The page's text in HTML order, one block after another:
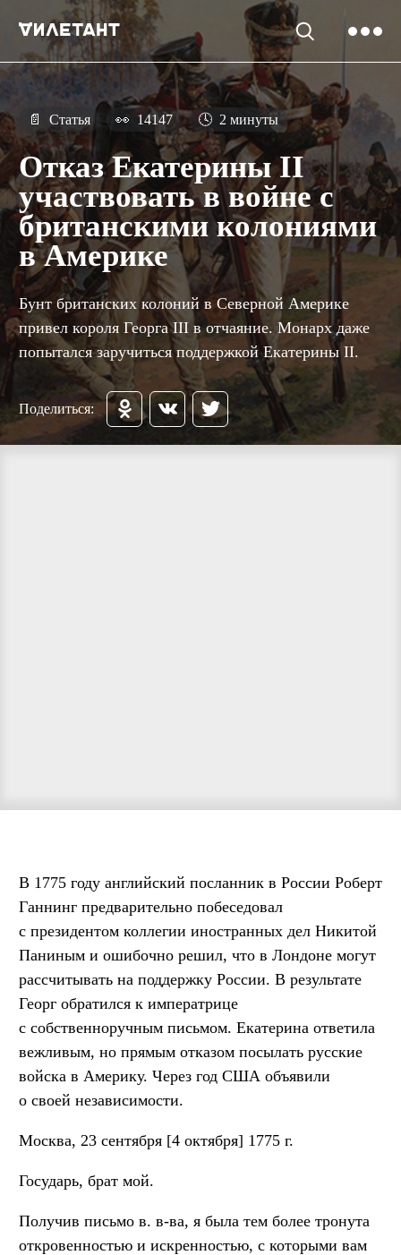
📄 Статья 👀 14147 🕓 2 минуты
Отказ Екатерины II
участвовать в войне с
британскими колониями
в Америке
Бунт британских колоний в Северной Америке
привел короля Георга III в отчаяние. Монарх даже
попытался заручиться поддержкой Екатерины II.
Поделиться:
В 1775 году английский посланник в России Роберт
Ганнинг предварительно побеседовал
с президентом коллегии иностранных дел Никитой
Паниным и ошибочно решил, что в Лондоне могут
рассчитывать на поддержку России. В результате
Георг обратился к императрице
с собственноручным письмом. Екатерина ответила
вежливым, но прямым отказом посылать русские
войска в Америку. Через год США объявили
о своей независимости.
Москва, 23 сентября [4 октября] 1775 г.
Государь, брат мой.
Получив письмо в. в-ва, я была тем более тронута
откровенностью и искренностью, с которыми вам